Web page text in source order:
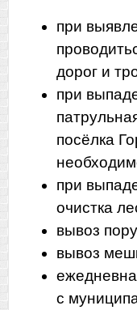
при
дорог и
при
посёлка
при
очистка
вывоз
вывоз
с